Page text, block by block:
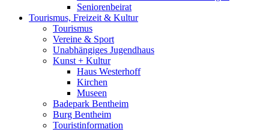
Seniorenbeirat
Tourismus, Freizeit & Kultur
Tourismus
Vereine & Sport
Unabhängiges Jugendhaus
Kunst + Kultur
Haus Westerhoff
Kirchen
Museen
Badepark Bentheim
Burg Bentheim
Touristinformation